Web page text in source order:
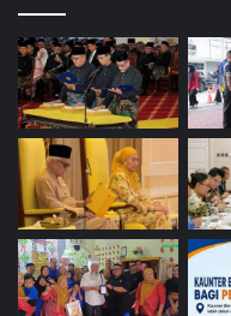
a
n
g
B
a
h
a
r
u
D
i
a